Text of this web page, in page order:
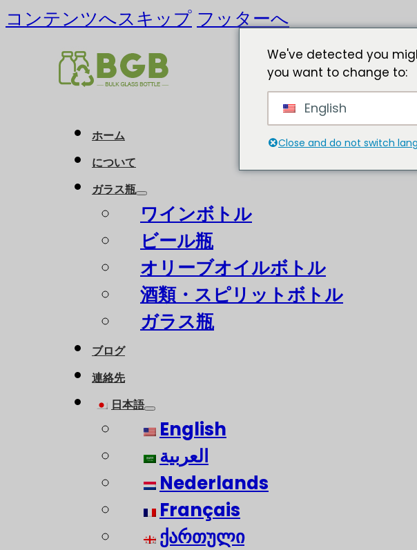
コンテンツへスキップ フッターへ
ホーム
について
ガラス瓶
ワインボトル
ビール瓶
オリーブオイルボトル
酒類・スピリットボトル
ガラス瓶
ブログ
連絡先
日本語
English
العربية
Nederlands
Français
ქართული
We've detected you
you want to change to:
English
Close and do not switch